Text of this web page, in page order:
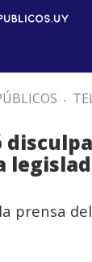
.
prensa